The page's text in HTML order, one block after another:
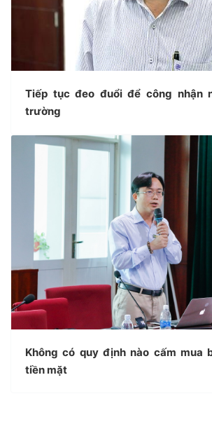
Tiếp tục đeo đuổi để công nhận
trường
Không có quy định nào cấm mua
tiền mặt